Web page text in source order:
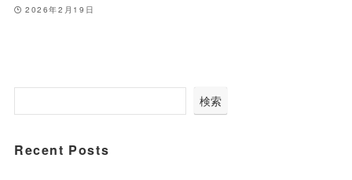
2026年2月19日
検索
Recent Posts